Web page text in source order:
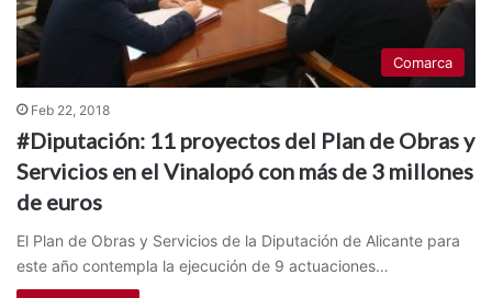
Comarca
Feb 22, 2018
#Diputación: 11 proyectos del Plan de Obras y
Servicios en el Vinalopó con más de 3 millones
de euros
El Plan de Obras y Servicios de la Diputación de Alicante para
este año contempla la ejecución de 9 actuaciones…